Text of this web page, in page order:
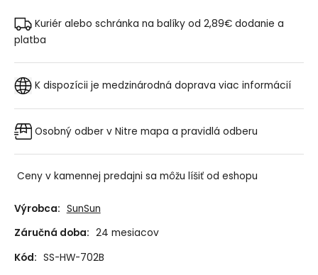
Kuriér alebo schránka na balíky od 2,89€ dodanie a
platba
K dispozícii je medzinárodná doprava viac informácií
Osobný odber v Nitre mapa a pravidlá odberu
Ceny v kamennej predajni sa môžu líšiť od eshopu
Výrobca: SunSun
Záručná doba: 24 mesiacov
Kód: SS-HW-702B